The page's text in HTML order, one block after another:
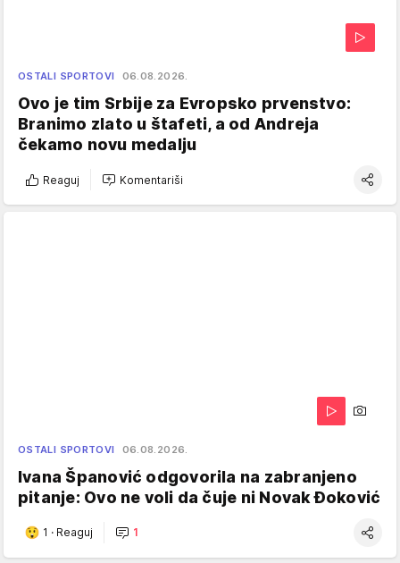
OSTALI SPORTOVI 06.08.2026.
Ovo je tim Srbije za Evropsko prvenstvo:
Branimo zlato u štafeti, a od Andreja
čekamo novu medalju
Reaguj Komentariši
OSTALI SPORTOVI 06.08.2026.
Ivana Španović odgovorila na zabranjeno
pitanje: Ovo ne voli da čuje ni Novak Đoković
1 · Reaguj 1